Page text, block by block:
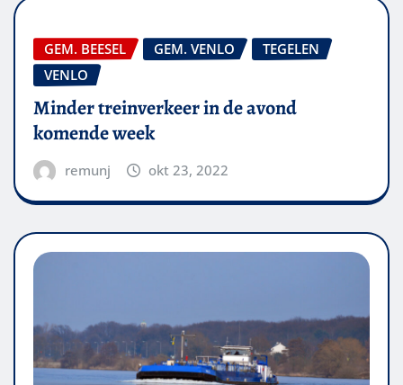
GEM. BEESEL GEM. VENLO
TEGELEN
VENLO
Minder treinverkeer in de avond
komende week
remunj okt 23, 2022